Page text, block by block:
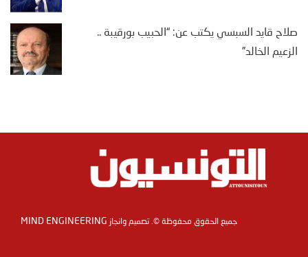
صلاح قايد السبسي يكتب عن: “الحبيب بورقيبة ..
الزعيم الخالد”
جميع الحقوق محفوظة ©. تصميم وانجاز MIND ENGINEERING